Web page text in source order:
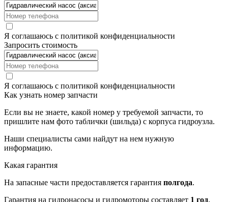
Я соглашаюсь с политикой конфиденциальности
Запросить стоимость
Я соглашаюсь с политикой конфиденциальности
Как узнать номер запчасти
Если вы не знаете, какой номер у требуемой запчасти, то
пришлите нам фото таблички (шильда) с корпуса гидроузла.
Наши специалисты сами найдут на нем нужную
информацию.
Какая гарантия
На запасные части предоставляется гарантия полгода.
Гарантия на гидронасосы и гидромоторы составляет 1 год.